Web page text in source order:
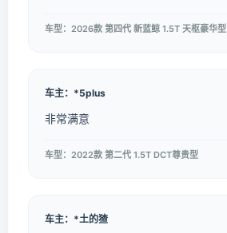
车型：2026款 第四代 新蓝鲸 1.5T 天枢豪华型
车主：*5plus
非常满意
车型：2022款 第二代 1.5T DCT尊贵型
车主：*土的猹